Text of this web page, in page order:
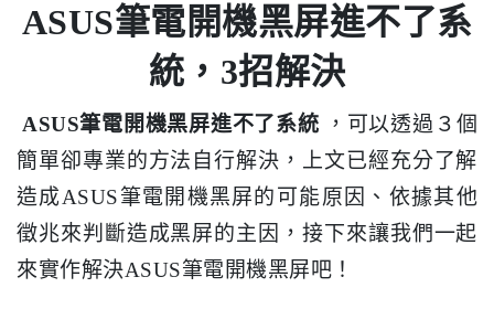
ASUS筆電開機黑屏進不了系
統，3招解決
ASUS筆電開機黑屏進不了系統
，可以透過３個
簡單卻專業的方法自行解決，上文已經充分了解
造成ASUS筆電開機黑屏的可能原因、依據其他
徵兆來判斷造成黑屏的主因，接下來讓我們一起
來實作解決ASUS筆電開機黑屏吧！